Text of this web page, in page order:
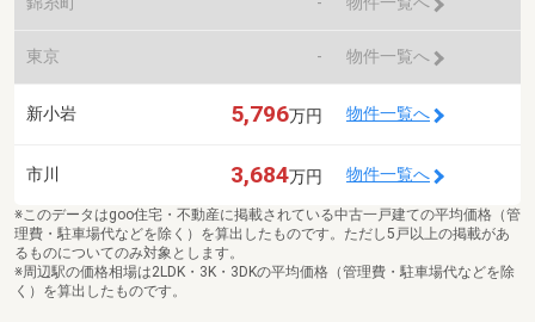
東京 - 物件一覧へ
新小岩 5,796万円 物件一覧へ
市川 3,684万円 物件一覧へ
※このデータはgoo住宅・不動産に掲載されている中古一戸建ての平均価格（管
理費・駐車場代などを除く）を算出したものです。ただし5戸以上の掲載があ
るものについてのみ対象とします。
※周辺駅の価格相場は2LDK・3K・3DKの平均価格（管理費・駐車場代などを除
く）を算出したものです。